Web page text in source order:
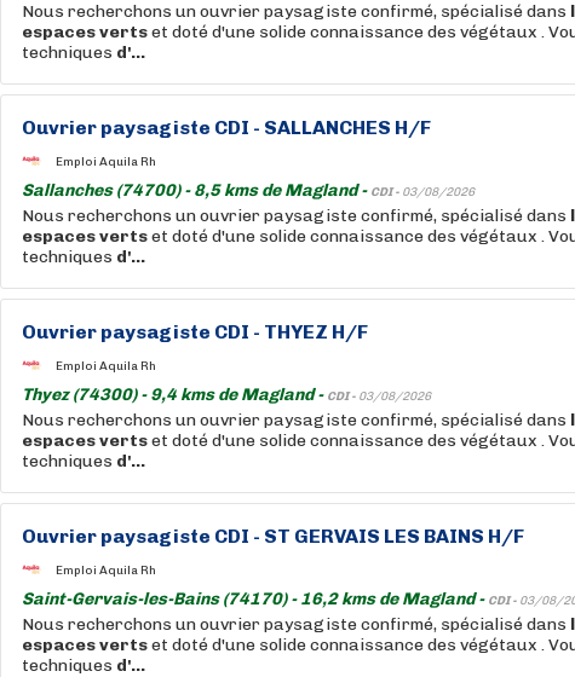
Nous recherchons un ouvrier paysagiste confirmé, spécialisé dans
espacesvertset doté d'une solide connaissance des végétaux .
techniques d'...
Ouvrier paysagiste CDI - SALLANCHES H/F
Emploi Aquila Rh
Sallanches (74700) - 8,5 kms de Magland - CDI - 03/08/2026
Nous recherchons un ouvrier paysagiste confirmé, spécialisé dans
espacesvertset doté d'une solide connaissance des végétaux .
techniques d'...
Ouvrier paysagiste CDI - THYEZ H/F
Emploi Aquila Rh
Thyez (74300) - 9,4 kms de Magland - CDI - 03/08/2026
Nous recherchons un ouvrier paysagiste confirmé, spécialisé dans
espacesvertset doté d'une solide connaissance des végétaux .
techniques d'...
Ouvrier paysagiste CDI - ST GERVAIS LES BAINS H/F
Emploi Aquila Rh
Saint-Gervais-les-Bains (74170) - 16,2 kms de Magland - CDI - 03/08/
Nous recherchons un ouvrier paysagiste confirmé, spécialisé dans
espacesvertset doté d'une solide connaissance des végétaux .
techniques d'...